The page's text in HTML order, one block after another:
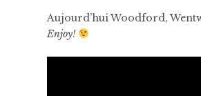
Aujourd’hui Woodford,
Enjoy!